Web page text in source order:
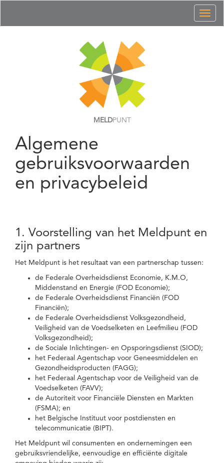
MELDPUNT
Algemene
gebruiksvoorwaarden
en privacybeleid
1. Voorstelling van het Meldpunt en
zijn partners
Het Meldpunt is het resultaat van een partnerschap tussen:
de Federale Overheidsdienst Economie, K.M.O,
Middenstand en Energie (FOD Economie);
de Federale Overheidsdienst Financiën (FOD
Financiën);
de Federale Overheidsdienst Volksgezondheid,
Veiligheid van de Voedselketen en Leefmilieu (FOD
Volksgezondheid);
de Sociale Inlichtingen- en Opsporingsdienst (SIOD);
het Federaal Agentschap voor Geneesmiddelen en
Gezondheidsproducten (FAGG);
het Federaal Agentschap voor de Veiligheid van de
Voedselketen (FAVV);
de Autoriteit voor Financiële Diensten en Markten
(FSMA); en
het Belgische Instituut voor postdiensten en
telecommunicatie (BIPT).
Het Meldpunt wil consumenten en ondernemingen een
gebruiksvriendelijke, eenvoudige en efficiënte digitale